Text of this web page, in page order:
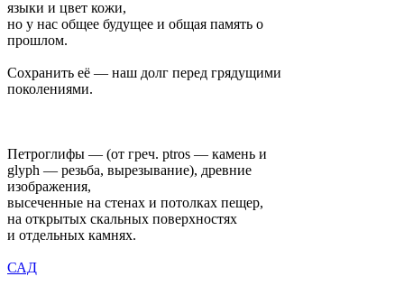
языки и цвет кожи,
но у нас общее будущее и общая память о
прошлом.
Сохранить её — наш долг перед грядущими
поколениями.
Петроглифы — (от греч. ptros — камень и
glyph — резьба, вырезывание), древние
изображения,
высеченные на стенах и потолках пещер,
на открытых скальных поверхностях
и отдельных камнях.
САД